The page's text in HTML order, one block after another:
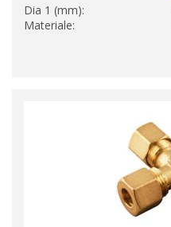
Dia 1 (mm):
Materiale: